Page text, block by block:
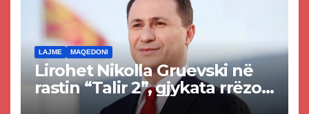
LAJME MAQEDONI
Lirohet Nikolla Gruevski në
rastin “Talir 2”, gjykata rrëzon
akuzat për ndërtimin e